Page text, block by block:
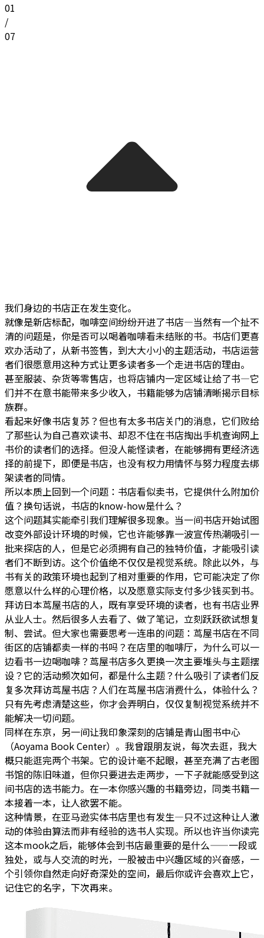
01
/
07
我们身边的书店正在发生变化。
就像是新店标配，咖啡空间纷纷开进了书店—当然有一个扯不
清的问题是，你是否可以喝着咖啡看未结账的书。书店们更喜
欢办活动了，从新书签售，到大大小小的主题活动，书店运营
者们很愿意用这种方式让更多读者多一个走进书店的理由。
甚至服装、杂货等零售店，也将店铺内一定区域让给了书—它
们并不在意书能带来多少收入，书籍能够为店铺清晰揭示目标
族群。
看起来好像书店复苏？但也有太多书店关门的消息，它们败给
了那些认为自己喜欢读书、却忍不住在书店掏出手机查询网上
书价的读者们的选择。但没人能怪读者，在能够拥有更经济选
择的前提下，即便是书店，也没有权力用情怀与努力程度去绑
架读者的同情。
所以本质上回到一个问题：书店看似卖书，它提供什么附加价
值？换句话说，书店的know-how是什么？
这个问题其实能牵引我们理解很多现象。当一间书店开始试图
改变外部设计环境的时候，它也许能够靠一波宣传热潮吸引一
批来探店的人，但是它必须拥有自己的独特价值，才能吸引读
者们不断到访。这个价值绝不仅仅是视觉系统。除此以外，与
书有关的政策环境也起到了相对重要的作用，它可能决定了你
愿意以什么样的心理价格，以及愿意实际支付多少钱买到书。
拜访日本茑屋书店的人，既有享受环境的读者，也有书店业界
从业人士。然后很多人去看了、做了笔记，立刻跃跃欲试想复
制、尝试。但大家也需要思考一连串的问题：茑屋书店在不同
街区的店铺都卖一样的书吗？在店里的咖啡厅，为什么可以一
边看书一边喝咖啡？茑屋书店多久更换一次主要堆头与主题摆
设？它的活动频次如何，都是什么主题？什么吸引了读者们反
复多次拜访茑屋书店？人们在茑屋书店消费什么，体验什么？
只有先考虑清楚这些，你才会弄明白，仅仅复制视觉系统并不
能解决一切问题。
同样在东京，另一间让我印象深刻的店铺是青山图书中心
（Aoyama Book Center）。我曾跟朋友说，每次去逛，我大
概只能逛完两个书架。它的设计毫不起眼，甚至充满了古老图
书馆的陈旧味道，但你只要进去走两步，一下子就能感受到这
间书店的选书能力。在一本你感兴趣的书籍旁边，同类书籍一
本接着一本，让人欲罢不能。
这种情景，在亚马逊实体书店里也有发生—只不过这种让人激
动的体验由算法而非有经验的选书人实现。所以也许当你读完
这本mook之后，能够体会到书店最重要的是什么——一段或
独处，或与人交流的时光，一股被击中兴趣区域的兴奋感，一
个引领你自然走向好奇深处的空间，最后你或许会喜欢上它，
记住它的名字，下次再来。